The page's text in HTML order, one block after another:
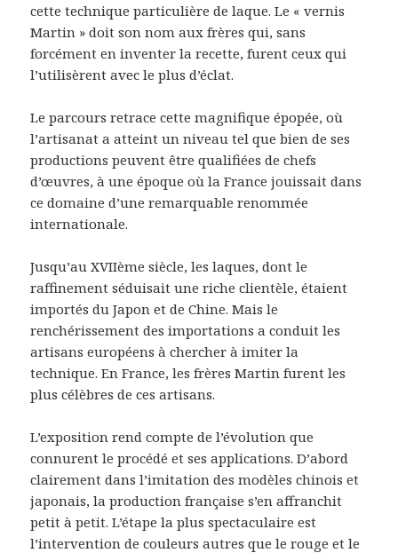
cette technique particulière de laque. Le « vernis
Martin » doit son nom aux frères qui, sans
forcément en inventer la recette, furent ceux qui
l’utilisèrent avec le plus d’éclat.
Le parcours retrace cette magnifique épopée, où
l’artisanat a atteint un niveau tel que bien de ses
productions peuvent être qualifiées de chefs
d’œuvres, à une époque où la France jouissait dans
ce domaine d’une remarquable renommée
internationale.
Jusqu’au XVIIème siècle, les laques, dont le
raffinement séduisait une riche clientèle, étaient
importés du Japon et de Chine. Mais le
renchérissement des importations a conduit les
artisans européens à chercher à imiter la
technique. En France, les frères Martin furent les
plus célèbres de ces artisans.
L’exposition rend compte de l’évolution que
connurent le procédé et ses applications. D’abord
clairement dans l’imitation des modèles chinois et
japonais, la production française s’en affranchit
petit à petit. L’étape la plus spectaculaire est
l’intervention de couleurs autres que le rouge et le